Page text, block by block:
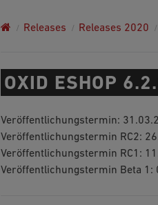
Releases Releases 2020
OXID ESHOP
Veröffentlichungstermin:
Veröffentlichungstermin RC2:
Veröffentlichungstermin RC1:
Veröffentlichungstermin Beta 1: